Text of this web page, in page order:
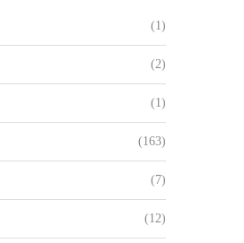
(1)
(2)
(1)
(163)
(7)
(12)